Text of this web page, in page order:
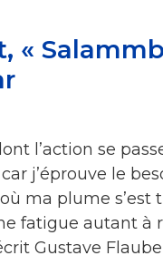
«
l’action se
j’éprouve le
ma plume s’est
fatigue autant à
Gustave